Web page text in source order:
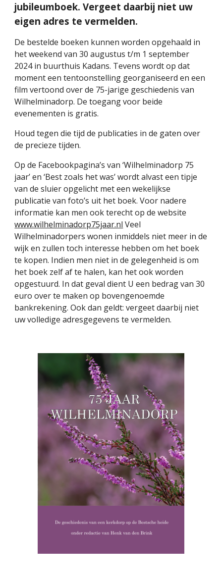
jubileumboek. Vergeet daarbij niet uw
eigen adres te vermelden.
De bestelde boeken kunnen worden opgehaald in
het weekend van 30 augustus t/m 1 september
2024 in buurthuis Kadans. Tevens wordt op dat
moment een tentoonstelling georganiseerd en een
film vertoond over de 75-jarige geschiedenis van
Wilhelminadorp. De toegang voor beide
evenementen is gratis.
Houd tegen die tijd de publicaties in de gaten over
de precieze tijden.
Op de Facebookpagina’s van ‘Wilhelminadorp 75
jaar’ en ‘Best zoals het was’ wordt alvast een tipje
van de sluier opgelicht met een wekelijkse
publicatie van foto’s uit het boek. Voor nadere
informatie kan men ook terecht op de website
www.wilhelminadorp75jaar.nl Veel
Wilhelminadorpers wonen inmiddels niet meer in de
wijk en zullen toch interesse hebben om het boek
te kopen. Indien men niet in de gelegenheid is om
het boek zelf af te halen, kan het ook worden
opgestuurd. In dat geval dient U een bedrag van 30
euro over te maken op bovengenoemde
bankrekening. Ook dan geldt: vergeet daarbij niet
uw volledige adresgegevens te vermelden.